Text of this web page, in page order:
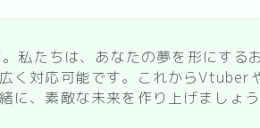
寝室
custom rooms
私たちは、あなたの夢を形にする
く対応可能です。これからVtuber
、素敵な未来を作り上げましょう